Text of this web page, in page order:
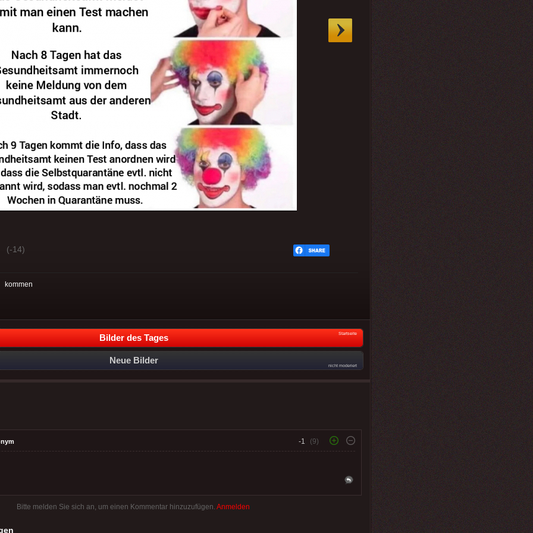
(-14)
kommen
Bilder des Tages Startseite
Neue Bilder
nicht moderiert
-1 (9)
Bitte melden Sie sich an, um einen Kommentar hinzuzufügen. Anmelden